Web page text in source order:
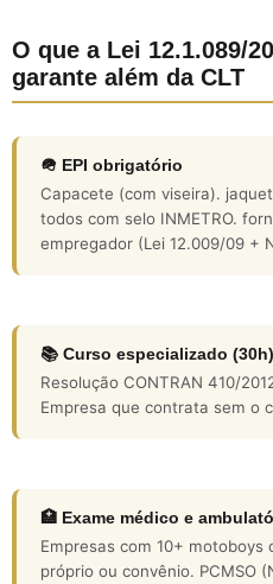
O que a Lei 12.1.089/
garante além da CLT
🪖 EPI obrigatório
Capacete (com viseira).
todos com selo INMETRO.
empregador (Lei 12.009/09 +
📚 Curso especializado (30h)
Resolução CONTRAN 410/
Empresa que contrata sem o
🏥 Exame médico e
Empresas com 10+
próprio ou convênio. PCMSO